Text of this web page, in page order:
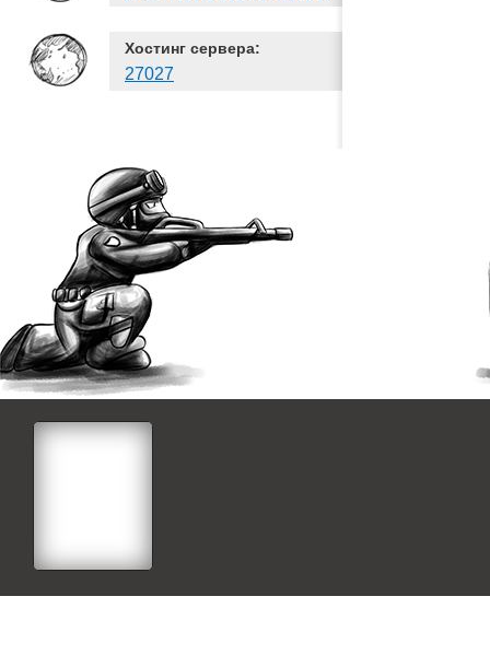
Хостинг сервера:
27027